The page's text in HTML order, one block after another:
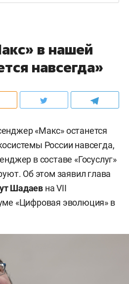
в нашей
навсегда»
«Макс» останется
России навсегда,
в составе «Госуслуг»
Об этом заявил глава
Шадаев на VII
«Цифровая эволюция» в